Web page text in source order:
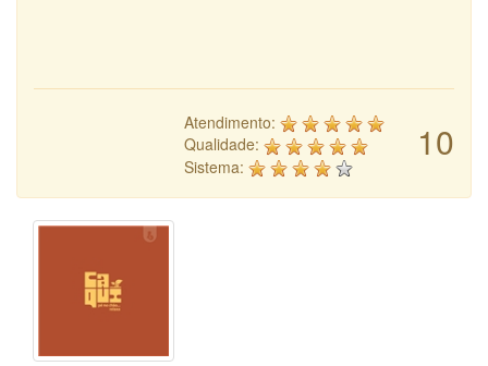
10
Atendimento:
Qualidade:
Sistema: